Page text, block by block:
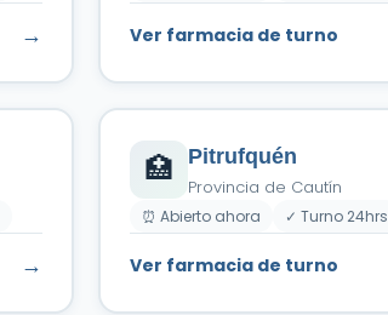
→ Ver farmacia de turno
→
🏥 Pitrufquén
Provincia de Cautín
⏰ Abierto ahora ✓ Turno 24hrs
Ver farmacia de turno